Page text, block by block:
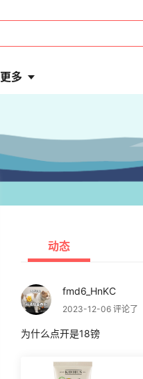
更多
动态
fmd6_HnKC
2023-12-06 评论了
为什么点开是18镑